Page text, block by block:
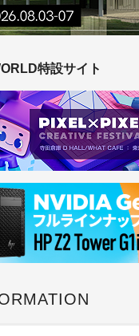
特設サイト